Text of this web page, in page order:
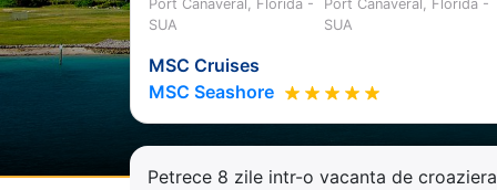
Port Canaveral, Florida -
SUA
Port Canaveral, Florida -
SUA
MSC Cruises
MSC Seashore
Petrece 8 zile intr-o vacanta de croaziera